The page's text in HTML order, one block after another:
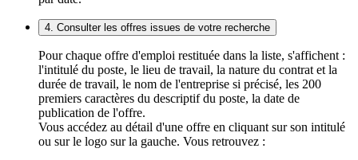
4. Consulter les offres issues de votre recherche
Pour chaque offre d'emploi restituée dans la liste, s'affichent :
l'intitulé du poste, le lieu de travail, la nature du contrat et la
durée de travail, le nom de l'entreprise si précisé, les 200
premiers caractères du descriptif du poste, la date de
publication de l'offre.
Vous accédez au détail d'une offre en cliquant sur son intitulé
ou sur le logo sur la gauche. Vous retrouvez :